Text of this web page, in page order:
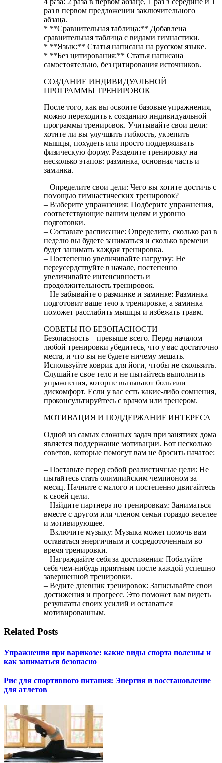
раз в первом предложении заключительного
абзаца.
* **Сравнительная таблица:** Добавлена
сравнительная таблица с видами гимнастики.
* **Язык:** Статья написана на русском языке.
* **Без цитирования:** Статья написана
самостоятельно, без цитирования источников.
СОЗДАНИЕ ИНДИВИДУАЛЬНОЙ
ПРОГРАММЫ ТРЕНИРОВОК
После того, как вы освоите базовые упражнения,
можно переходить к созданию индивидуальной
программы тренировок. Учитывайте свои цели:
хотите ли вы улучшить гибкость, укрепить
мышцы, похудеть или просто поддерживать
физическую форму. Разделите тренировку на
несколько этапов: разминка, основная часть и
заминка.
– Определите свои цели: Чего вы хотите достичь с
помощью гимнастических тренировок?
– Выберите упражнения: Подберите упражнения,
соответствующие вашим целям и уровню
подготовки.
– Составьте расписание: Определите, сколько раз в
неделю вы будете заниматься и сколько времени
будет занимать каждая тренировка.
– Постепенно увеличивайте нагрузку: Не
переусердствуйте в начале, постепенно
увеличивайте интенсивность и
продолжительность тренировок.
– Не забывайте о разминке и заминке: Разминка
подготовит ваше тело к тренировке, а заминка
поможет расслабить мышцы и избежать травм.
СОВЕТЫ ПО БЕЗОПАСНОСТИ
Безопасность – превыше всего. Перед началом
любой тренировки убедитесь, что у вас достаточно
места, и что вы не будете ничему мешать.
Используйте коврик для йоги, чтобы не скользить.
Слушайте свое тело и не пытайтесь выполнить
упражнения, которые вызывают боль или
дискомфорт. Если у вас есть какие-либо сомнения,
проконсультируйтесь с врачом или тренером.
МОТИВАЦИЯ И ПОДДЕРЖАНИЕ ИНТЕРЕСА
Одной из самых сложных задач при занятиях дома
является поддержание мотивации. Вот несколько
советов, которые помогут вам не бросить начатое:
– Поставьте перед собой реалистичные цели: Не
пытайтесь стать олимпийским чемпионом за
месяц. Начните с малого и постепенно двигайтесь
к своей цели.
– Найдите партнера по тренировкам: Заниматься
вместе с другом или членом семьи гораздо веселее
и мотивирующее.
– Включите музыку: Музыка может помочь вам
оставаться энергичным и сосредоточенным во
время тренировки.
– Награждайте себя за достижения: Побалуйте
себя чем-нибудь приятным после каждой успешно
завершенной тренировки.
– Ведите дневник тренировок: Записывайте свои
достижения и прогресс. Это поможет вам видеть
результаты своих усилий и оставаться
мотивированным.
Related Posts
Упражнения при варикозе: какие виды спорта полезны и
как заниматься безопасно
Рис для спортивного питания: Энергия и восстановление
для атлетов